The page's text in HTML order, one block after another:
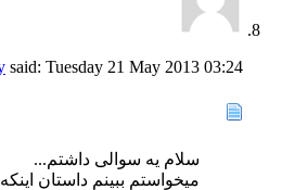
said: Tuesday 21 May 2013 03:24
سلام یه سوالی داشتم...
میخواستم ببینم داستان